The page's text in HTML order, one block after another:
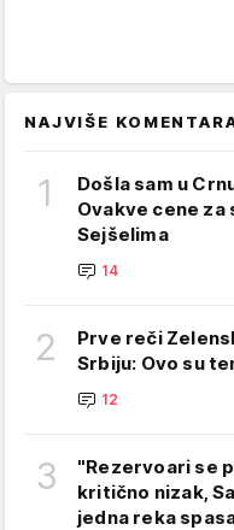
NAJVIŠE
1
Došla sam u
Ovakve cene za
Sejšelima
14
2
Prve reči
Srbiju: Ovo su
12
3
"Rezervoari se
kritično nizak,
jedna reka